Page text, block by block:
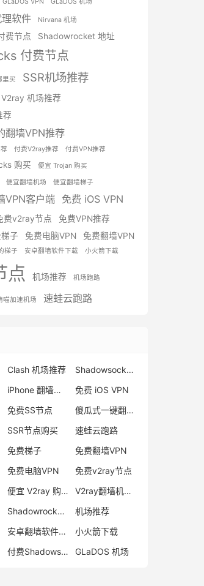
软件 Nirvana 机场
费节点 Shadowrocket 地址
付费节点
里买 SSR机场推荐
V2ray 机场推荐
荐
翻墙VPN推荐
付费V2ray推荐 付费VPN推荐
购买 便宜 Trojan 购买
便宜翻墙机场 便宜翻墙梯子
VPN客户端 免费 iOS VPN
费v2ray节点 免费VPN推荐
子 免费电脑VPN 免费翻墙VPN
梯子 安卓翻墙软件下载 小火箭下载
点 机场推荐 机场跑路
喵加速机场 速蛙云跑路
Clash 机场推荐
Shadowsocks 付费节点
iPhone 翻墙代理软件
免费 iOS VPN
免费SS节点
傻瓜式一键翻墙VPN客户端
SSR节点购买
速蛙云跑路
免费梯子
免费翻墙VPN
免费电脑VPN
免费v2ray节点
便宜 V2ray 购买
V2ray翻墙机场推荐
Shadowrocket 付费节点
机场推荐
安卓翻墙软件下载
小火箭下载
付费Shadowsocks推荐 GLaDOS 机场